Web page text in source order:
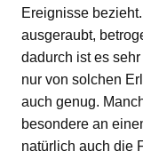
Ereignisse
ausgeraubt,
dadurch ist es
nur von solchen
auch genug.
besondere an
natürlich auch die